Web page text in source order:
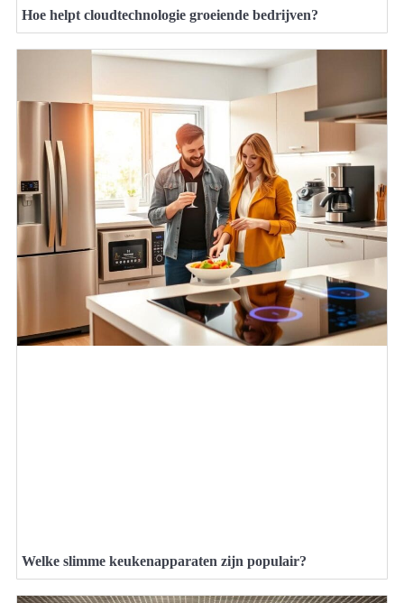
Hoe helpt cloudtechnologie groeiende bedrijven?
Welke slimme keukenapparaten zijn populair?